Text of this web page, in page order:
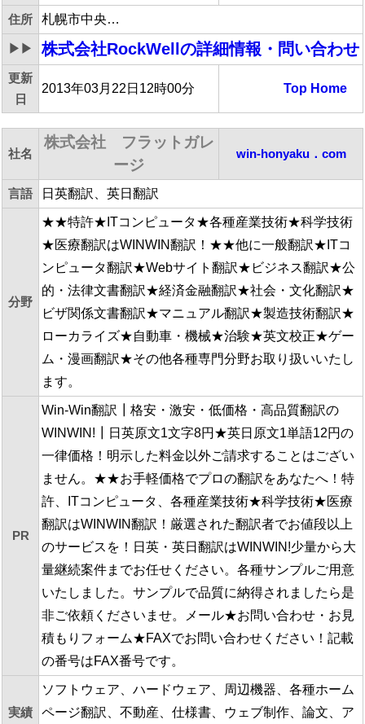
住所 札幌市中央…
▶▶ 株式会社RockWell の詳細情報・問い合わせ
更新
日
2013年03月22日12時00分 Top Home
社名
株式会社 フラットガレ
ージ
win-honyaku．com
言語 日英翻訳、英日翻訳
分野
★★特許★ITコンピュータ★各種産業技術★科学技術
★医療翻訳はWINWIN翻訳！★★他に一般翻訳★ITコ
ンピュータ翻訳★Webサイト翻訳★ビジネス翻訳★公
的・法律文書翻訳★経済金融翻訳★社会・文化翻訳★
ビザ関係文書翻訳★マニュアル翻訳★製造技術翻訳★
ローカライズ★自動車・機械★治験★英文校正★ゲー
ム・漫画翻訳★その他各種専門分野お取り扱いいたし
ます。
PR
Win-Win翻訳┃格安・激安・低価格・高品質翻訳の
WINWIN!┃日英原文1文字8円★英日原文1単語12円の
一律価格！明示した料金以外ご請求することはござい
ません。★★お手軽価格でプロの翻訳をあなたへ！特
許、ITコンピュータ、各種産業技術★科学技術★医療
翻訳はWINWIN翻訳！厳選された翻訳者でお値段以上
のサービスを！日英・英日翻訳はWINWIN!少量から大
量継続案件までお任せください。各種サンプルご用意
いたしました。サンプルで品質に納得されましたら是
非ご依頼くださいませ。メール★お問い合わせ・お見
積もりフォーム★FAXでお問い合わせください！記載
の番号はFAX番号です。
実績
ソフトウェア、ハードウェア、周辺機器、各種ホーム
ページ翻訳、不動産、仕様書、ウェブ制作、論文、ア